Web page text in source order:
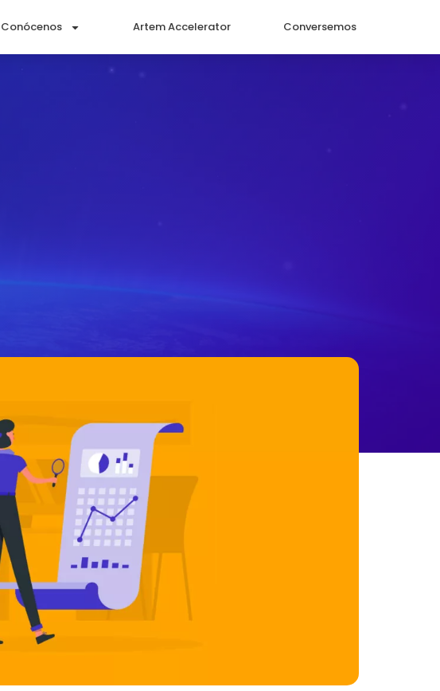
Conócenos Artem Accelerator Conversemos